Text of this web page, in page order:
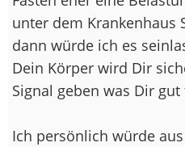
unter dem Krankenhaus
dann würde ich es
Dein Körper wird Dir
Signal geben was Dir gut
Ich persönlich würde